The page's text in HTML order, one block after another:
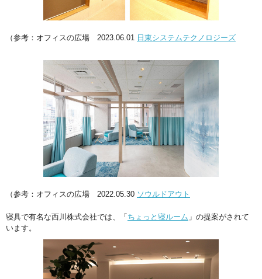
（参考：オフィスの広場 2023.06.01 日東システムテクノロジーズ
（参考：オフィスの広場 2022.05.30 ソウルドアウト
寝具で有名な西川株式会社では、「 ちょっと寝ルーム 」の提案がされて
います。